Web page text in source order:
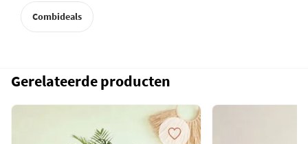
gestreept als een zebra!
Alocasia Portadora p21
over de verschillende kamers in je huis. Een diverse plantenset
waarmee je drie van de meest populaire kamerplanten van dit
De Alocasia kan soms wat druppelen,
een proces wat guttatie heet. Dit kan soms voor vlekken zorgen. Zet
Combideals
Gerelateerde producten